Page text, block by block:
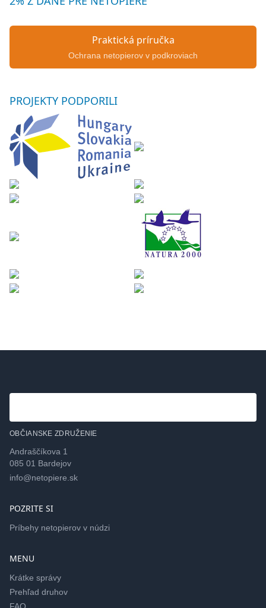
Praktická príručka
Ochrana netopierov v podkroviach
PROJEKTY PODPORILI
OBČIANSKE ZDRUŽENIE
Andraščíkova 1
085 01 Bardejov
info@netopiere.sk
POZRITE SI
Príbehy netopierov v núdzi
MENU
Krátke správy
Prehľad druhov